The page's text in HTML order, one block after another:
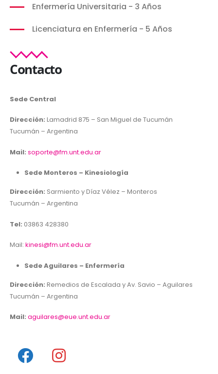
Enfermería Universitaria - 3 Años
Licenciatura en Enfermería - 5 Años
Contacto
Sede Central
Dirección: Lamadrid 875 – San Miguel de Tucumán
Tucumán – Argentina
Mail: soporte@fm.unt.edu.ar
Sede Monteros – Kinesiología
Dirección: Sarmiento y Díaz Vélez – Monteros
Tucumán – Argentina
Tel: 03863 428380
Mail: kinesi@fm.unt.edu.ar
Sede Aguilares – Enfermería
Dirección: Remedios de Escalada y Av. Savio – Aguilares
Tucumán – Argentina
Mail: aguilares@eue.unt.edu.ar